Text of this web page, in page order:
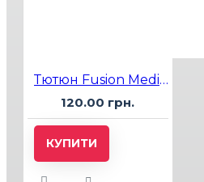
Тютюн Fusion Medium Lemon Tea (Лімонний Чай) 100 гр
120.00 грн.
КУПИТИ